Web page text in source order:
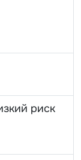
риск